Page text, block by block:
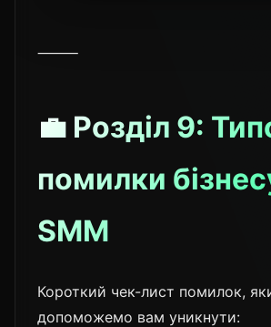
⸻
💼 Розділ 9:
помилки
SMM
Короткий чек-лист помилок,
допоможемо вам уникнути: